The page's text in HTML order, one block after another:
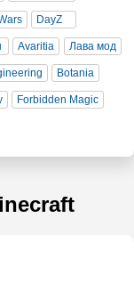
DayZ
Avaritia Лава мод
Botania
Forbidden Magic